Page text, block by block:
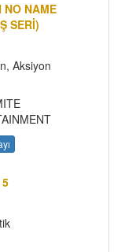
NO NAME
SERİ)
Aksiyon